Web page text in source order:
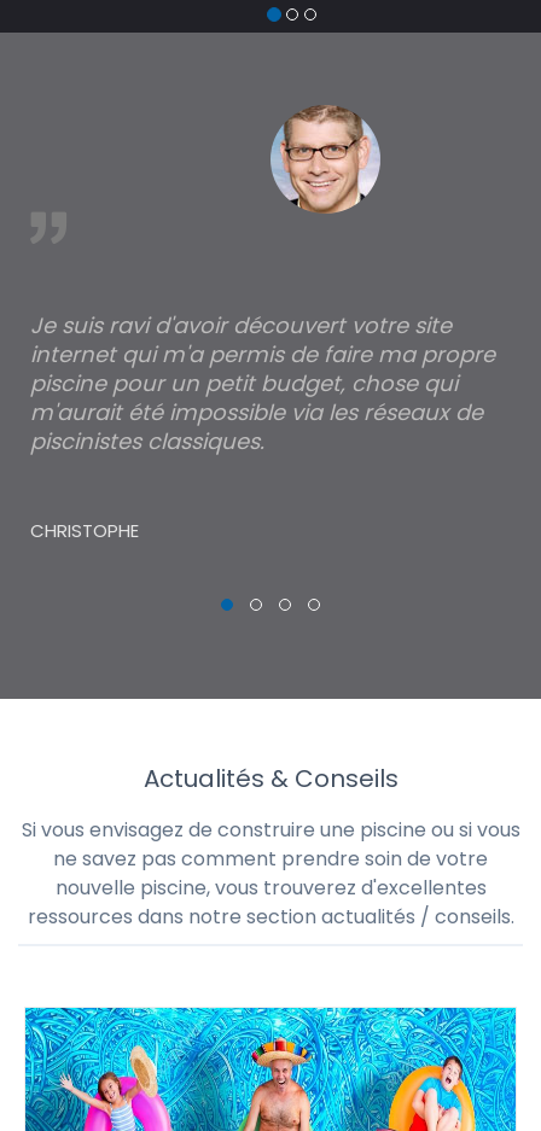
Je suis ravi d'avoir découvert votre site
internet qui m'a permis de faire ma propre
piscine pour un petit budget, chose qui
m'aurait été impossible via les réseaux de
piscinistes classiques.
CHRISTOPHE
Actualités & Conseils
Si vous envisagez de construire une piscine ou si vous
ne savez pas comment prendre soin de votre
nouvelle piscine, vous trouverez d'excellentes
ressources dans notre section actualités / conseils.